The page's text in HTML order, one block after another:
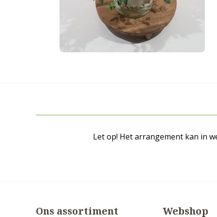
Let op! Het arrangement kan in
Ons assortiment Webshop